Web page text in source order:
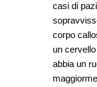
casi di
corpo
un
abbia un